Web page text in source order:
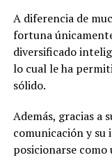
A diferencia de
fortuna
diversificado
lo cual le ha
sólido.
Además, gracias a
comunicación y su
posicionarse